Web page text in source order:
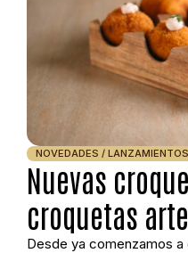
Nuevas
croquetas
NOVEDADES / LANZAMIENTOS
Desde ya comenzamos a